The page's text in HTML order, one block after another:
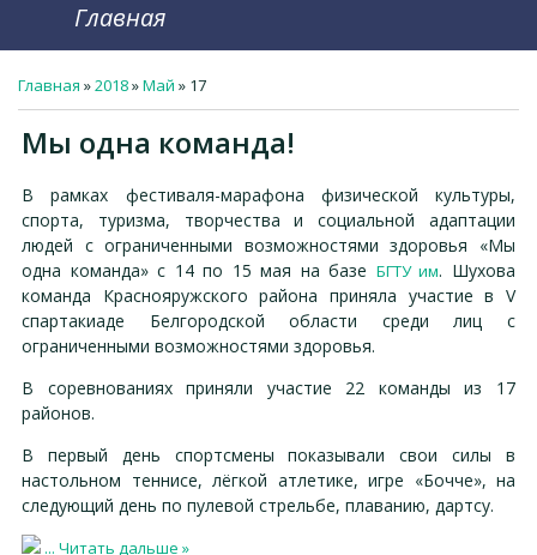
Главная
Главная »2018»Май » 17
Мы одна команда!
В рамках фестиваля-марафона физической культуры,
спорта, туризма, творчества и социальной адаптации
людей с ограниченными возможностями здоровья «Мы
одна команда» с 14 по 15 мая на базе БГТУ им. Шухова
команда Краснояружского района приняла участие в V
спартакиаде Белгородской области среди лиц с
ограниченными возможностями здоровья.
В соревнованиях приняли участие 22 команды из 17
районов.
В первый день спортсмены показывали свои силы в
настольном теннисе, лёгкой атлетике, игре «Бочче», на
следующий день по пулевой стрельбе, плаванию, дартсу.
... Читать дальше »